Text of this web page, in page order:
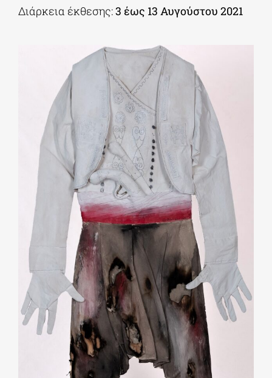
Διάρκεια έκθεσης:3 έως 13 Αυγούστου 2021